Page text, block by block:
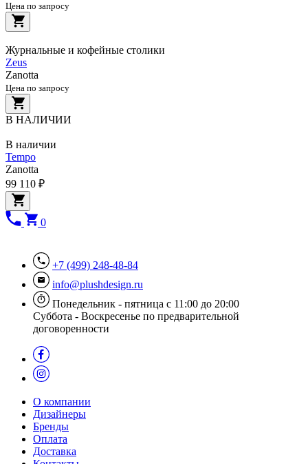
Цена по запросу
Журнальные и кофейные столики
Zeus
Zanotta
Цена по запросу
В НАЛИЧИИ
В наличии
Tempo
Zanotta
99 110 ₽
0
+7 (499) 248-48-84
info@plushdesign.ru
Понедельник - пятница с 11:00 до 20:00
Суббота - Воскресенье по предварительной
договоренности
О компании
Дизайнеры
Бренды
Оплата
Доставка